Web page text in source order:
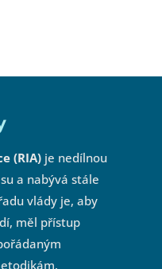
(RIA)je nedílnou
a nabývá stále
vlády je, aby
měl přístup